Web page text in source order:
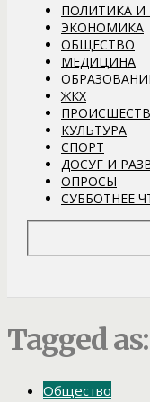
ПОЛИТИКА И
ЭКОНОМИКА
ОБЩЕСТВО
МЕДИЦИНА
ЖКХ
КУЛЬТУРА
СПОРТ
ДОСУГ И
ОПРОСЫ
СУББОТНЕЕ
Tagged as:
Общество